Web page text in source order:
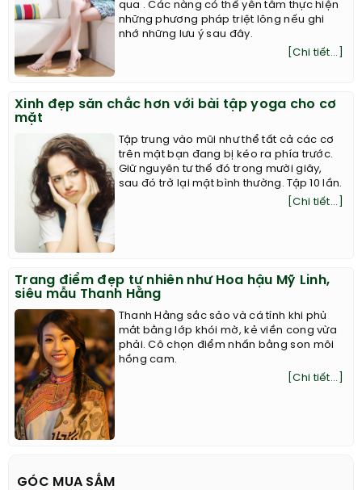
qua . Các nàng có thể yên tâm thực hiện
những phương pháp triệt lông nếu ghi
nhớ những lưu ý sau đây.
[Chi tiết...]
Xinh đẹp săn chắc hơn với bài tập yoga cho cơ
mặt
Tập trung vào mũi như thể tất cả các cơ
trên mặt bạn đang bị kéo ra phía trước.
Giữ nguyên tư thế đó trong mười giây,
sau đó trở lại mặt bình thường. Tập 10 lần.
[Chi tiết...]
Trang điểm đẹp tự nhiên như Hoa hậu Mỹ Linh,
siêu mẫu Thanh Hằng
Thanh Hằng sắc sảo và cá tính khi phủ
mắt bằng lớp khói mờ, kẻ viền cong vừa
phải. Cô chọn điểm nhấn bằng son môi
hồng cam.
[Chi tiết...]
GÓC MUA SẮM